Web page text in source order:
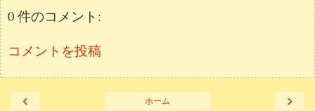
0 件のコメント:
コメントを投稿
‹ ›
ホーム